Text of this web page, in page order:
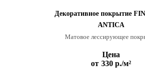
Декоративное покрытие
ANTICA
Матовое лессирующее
Цена
от 330 р./м²